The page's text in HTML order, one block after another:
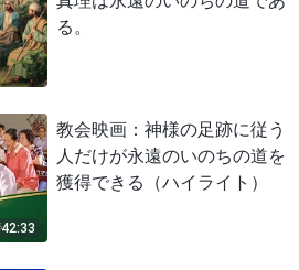
る。
42:33
教会映画：神様の足跡に従う
人だけが永遠のいのちの道を
獲得できる（ハイライト）